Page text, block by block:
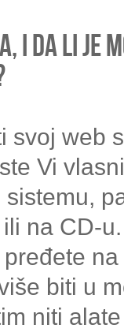
i da li je
svoj web
Vi
na CD-u.
biti u
niti